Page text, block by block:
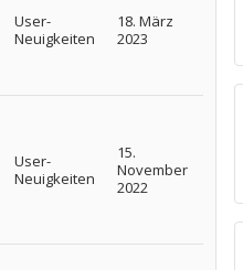
User-
Neuigkeiten
18. März
2023
User-
Neuigkeiten
15.
November
2022